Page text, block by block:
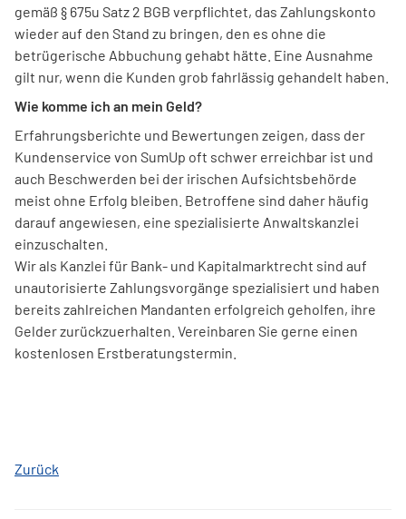
gemäß § 675u Satz 2 BGB verpflichtet, das Zahlungskonto
wieder auf den Stand zu bringen, den es ohne die
betrügerische Abbuchung gehabt hätte. Eine Ausnahme
gilt nur, wenn die Kunden grob fahrlässig gehandelt haben.
Wie komme ich an mein Geld?
Erfahrungsberichte und Bewertungen zeigen, dass der
Kundenservice von SumUp oft schwer erreichbar ist und
auch Beschwerden bei der irischen Aufsichtsbehörde
meist ohne Erfolg bleiben. Betroffene sind daher häufig
darauf angewiesen, eine spezialisierte Anwaltskanzlei
einzuschalten.
Wir als Kanzlei für Bank- und Kapitalmarktrecht sind auf
unautorisierte Zahlungsvorgänge spezialisiert und haben
bereits zahlreichen Mandanten erfolgreich geholfen, ihre
Gelder zurückzuerhalten. Vereinbaren Sie gerne einen
kostenlosen Erstberatungstermin.
Zurück